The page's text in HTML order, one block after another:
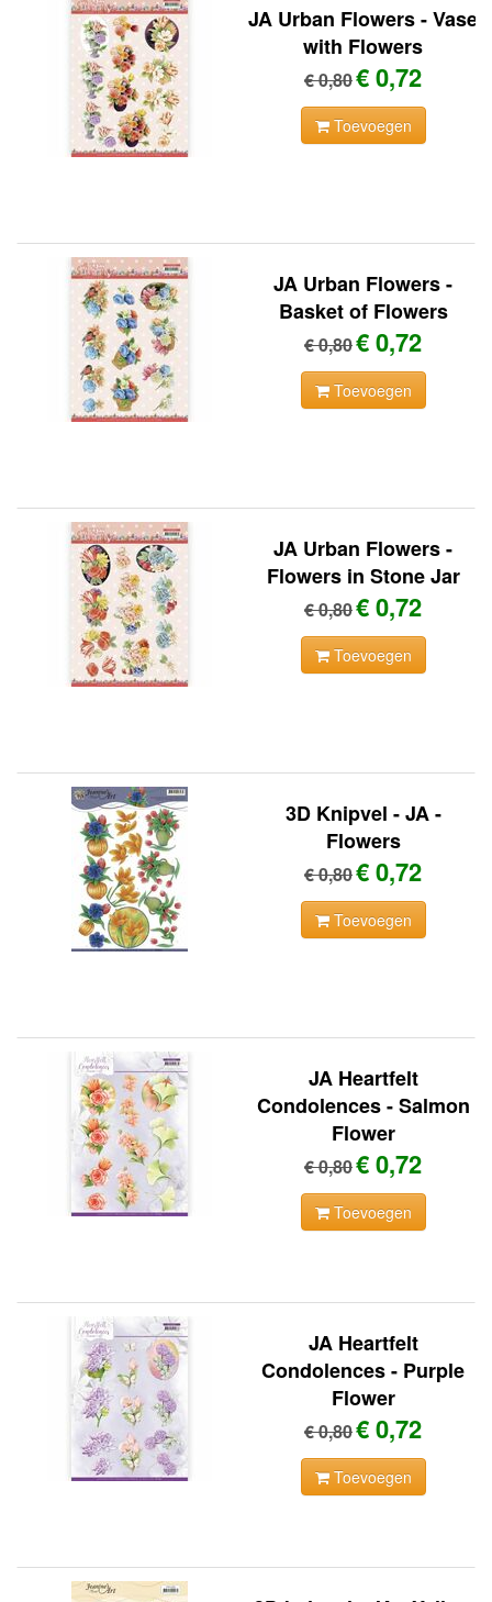
JA Urban Flowers - Vase
with Flowers
€ 0,80€ 0,72
Toevoegen
JA Urban Flowers -
Basket of Flowers
€ 0,80€ 0,72
Toevoegen
JA Urban Flowers -
Flowers in Stone Jar
€ 0,80€ 0,72
Toevoegen
3D Knipvel - JA -
Flowers
€ 0,80€ 0,72
Toevoegen
JA Heartfelt
Condolences - Salmon
Flower
€ 0,80€ 0,72
Toevoegen
JA Heartfelt
Condolences - Purple
Flower
€ 0,80€ 0,72
Toevoegen